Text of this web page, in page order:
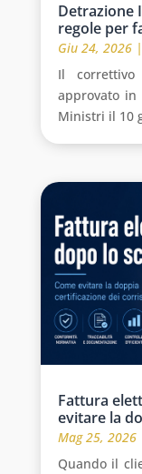
Detrazione
regole per
Giu 24, 2026|
Il
approvato
Ministri il 10
Fattura
evitare la
Mag 25, 2026
Quando il